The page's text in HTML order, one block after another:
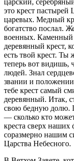
это крест
царевых. Медный
богатство послал.
военных. Каменный
деревянный крест,
есть твой крест. Ты
теперь вот видишь,
людей. Знал
звании и
тебе крест самый
деревянный. Итак,
свою бедную долю.
— сколько кто
креста сверх наших
соразмерно нашим
Царства Небесного.